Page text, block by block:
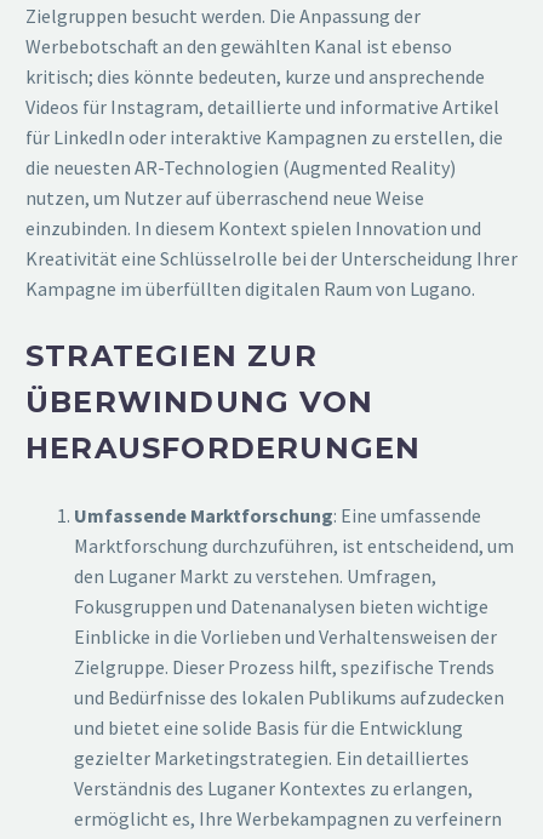
Zielgruppen besucht werden. Die Anpassung der
Werbebotschaft an den gewählten Kanal ist ebenso
kritisch; dies könnte bedeuten, kurze und ansprechende
Videos für Instagram, detaillierte und informative Artikel
für LinkedIn oder interaktive Kampagnen zu erstellen, die
die neuesten AR-Technologien (Augmented Reality)
nutzen, um Nutzer auf überraschend neue Weise
einzubinden. In diesem Kontext spielen Innovation und
Kreativität eine Schlüsselrolle bei der Unterscheidung Ihrer
Kampagne im überfüllten digitalen Raum von Lugano.
STRATEGIEN ZUR
ÜBERWINDUNG VON
HERAUSFORDERUNGEN
Umfassende Marktforschung: Eine umfassende
Marktforschung durchzuführen, ist entscheidend, um
den Luganer Markt zu verstehen. Umfragen,
Fokusgruppen und Datenanalysen bieten wichtige
Einblicke in die Vorlieben und Verhaltensweisen der
Zielgruppe. Dieser Prozess hilft, spezifische Trends
und Bedürfnisse des lokalen Publikums aufzudecken
und bietet eine solide Basis für die Entwicklung
gezielter Marketingstrategien. Ein detailliertes
Verständnis des Luganer Kontextes zu erlangen,
ermöglicht es, Ihre Werbekampagnen zu verfeinern